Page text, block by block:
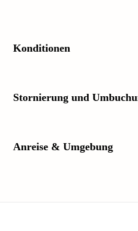
Konditionen
Stornierung und
Anreise & Umgebung